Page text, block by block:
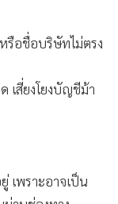
อชื่อบริษัทไม่ตรง
สี่ยงโยงบัญชีม้า